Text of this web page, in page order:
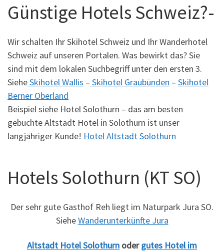
Günstige Hotels Schweiz?-
Wir schalten Ihr Skihotel Schweiz und Ihr Wanderhotel
Schweiz auf unseren Portalen. Was bewirkt das? Sie
sind mit dem lokalen Suchbegriff unter den ersten 3.
SieheSkihotel Wallis – Skihotel Graubünden – Skihotel
Berner Oberland
Beispiel siehe Hotel Solothurn – das am besten
gebuchte Altstadt Hotel in Solothurn ist unser
langjähriger Kunde! Hotel Altstadt Solothurn
Hotels Solothurn (KT SO)
Der sehr gute Gasthof Reh liegt im Naturpark Jura SO.
SieheWanderunterkünfte Jura
Altstadt Hotel Solothurn odergutes Hotel im